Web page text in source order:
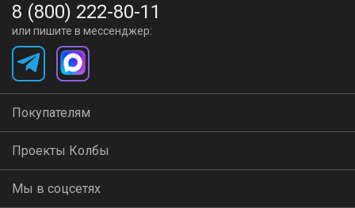
8 (800) 222-80-11
или пишите в мессенджер:
Покупателям
Проекты Колбы
Мы в соцсетях